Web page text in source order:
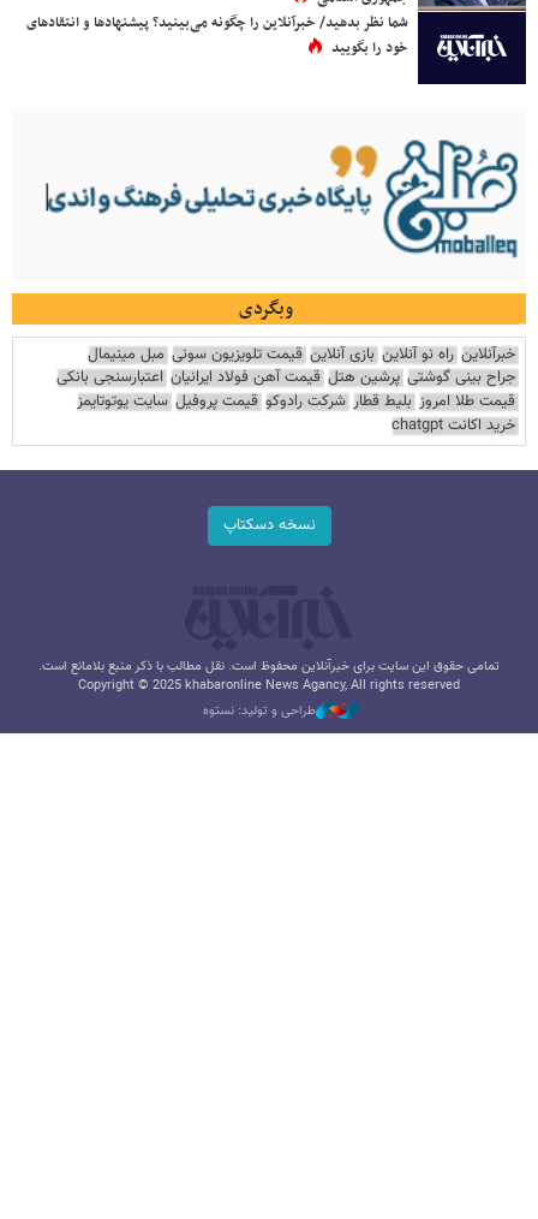
شما نظر بدهید/ خبرآنلاین را چگونه می‌بینید؟ پیشنهادها و انتقادهای
خود را بگویید
وبگردی
خبرآنلاین راه نو آنلاین بازی آنلاین قیمت تلویزیون سونی مبل مینیمال
جراح بینی گوشتی پرشین هتل قیمت آهن فولاد ایرانیان اعتبارسنجی بانکی
قیمت طلا امروز بلیط قطار شرکت رادوکو قیمت پروفیل سایت یوتوتایمز
خرید اکانت chatgpt
نسخه دسکتاپ
تمامی حقوق این سایت برای خبرآنلاین محفوظ است. نقل مطالب با ذکر منبع بلامانع است.
Copyright © 2025 khabaronline News Agancy, All rights reserved
طراحی و تولید: نستوه